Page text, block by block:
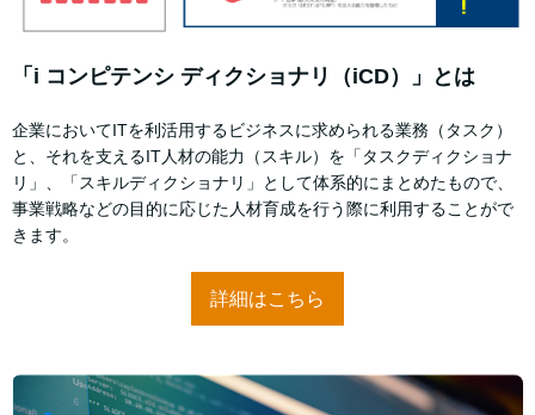
「i コンピテンシ ディクショナリ（iCD）」とは
企業においてITを利活用するビジネスに求められる業務（タスク）
と、それを支えるIT人材の能力（スキル）を「タスクディクショナ
リ」、「スキルディクショナリ」として体系的にまとめたもので、
事業戦略などの目的に応じた人材育成を行う際に利用することがで
きます。
詳細はこちら